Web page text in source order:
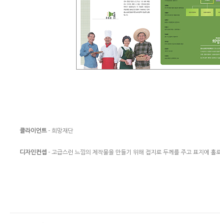
클라이언트- 희망재단
디자인컨셉 - 고급스런 느낌의 제작물을 만들기 위해 접지로 두께를 주고 표지에 홀